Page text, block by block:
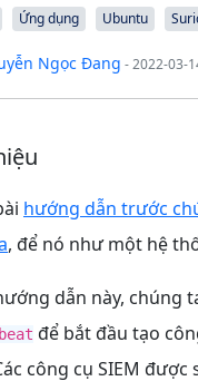
Ứng dụng Ubuntu
Ngọc Đang - 2022-03-
hướng dẫn trước
, để nó như một hệ
dẫn này, chúng
để bắt đầu tạo
công cụ SIEM